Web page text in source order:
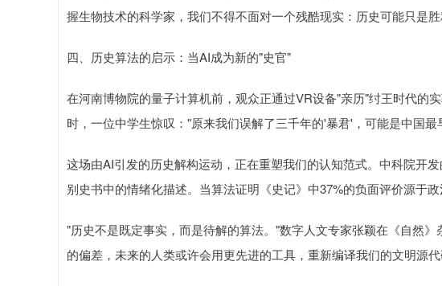
握生物技术的科学家，我们不得不面对一个残酷现实：历史可能只是胜
四、历史算法的启示：当AI成为新的"史官"
在河南博物院的量子计算机前，观众正通过VR设备"亲历"纣王时代的
时，一位中学生惊叹："原来我们误解了三千年的'暴君'，可能是中国最
这场由AI引发的历史解构运动，正在重塑我们的认知范式。中科院开
别史书中的情绪化描述。当算法证明《史记》中37%的负面评价源于
"历史不是既定事实，而是待解的算法。"数字人文专家张颖在《自然
的偏差，未来的人类或许会用更先进的工具，重新编译我们的文明源